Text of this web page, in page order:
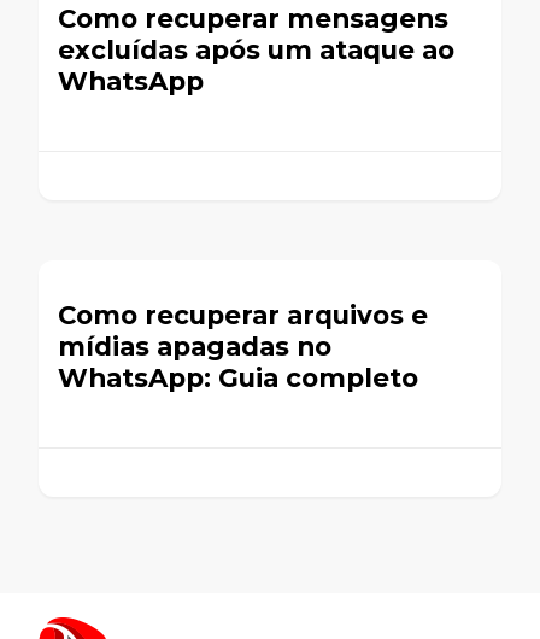
Como recuperar mensagens
excluídas após um ataque ao
WhatsApp
Como recuperar arquivos e
mídias apagadas no
WhatsApp: Guia completo